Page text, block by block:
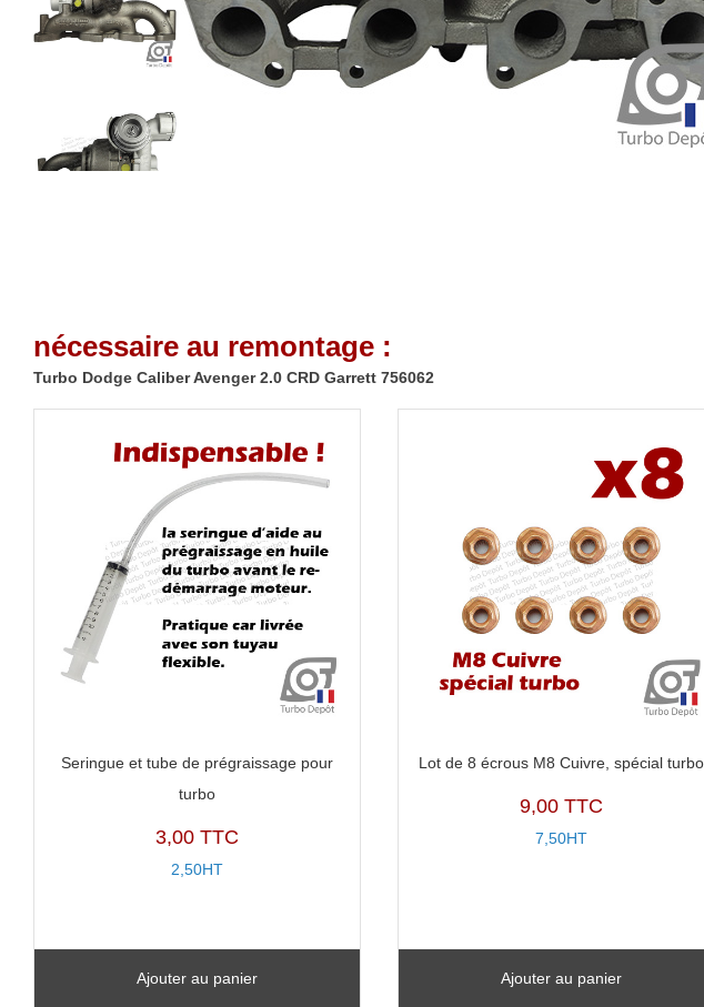
nécessaire au remontage :
Turbo Dodge Caliber Avenger 2.0 CRD Garrett 756062
Seringue et tube de prégraissage pour
turbo
3,00 TTC
2,50HT
Ajouter au panier
Lot de 8 écrous M8 Cuivre, spécial turbo
9,00 TTC
7,50HT
Ajouter au panier